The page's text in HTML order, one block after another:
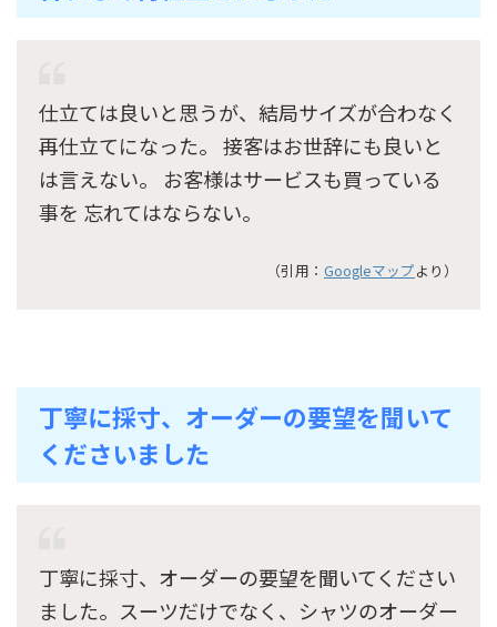
仕立ては良いと思うが、結局サイズが合わなく
再仕立てになった。 接客はお世辞にも良いと
は言えない。 お客様はサービスも買っている
事を 忘れてはならない。
（引用： Googleマップより）
丁寧に採寸、オーダーの要望を聞いて
くださいました
丁寧に採寸、オーダーの要望を聞いてください
ました。スーツだけでなく、シャツのオーダー